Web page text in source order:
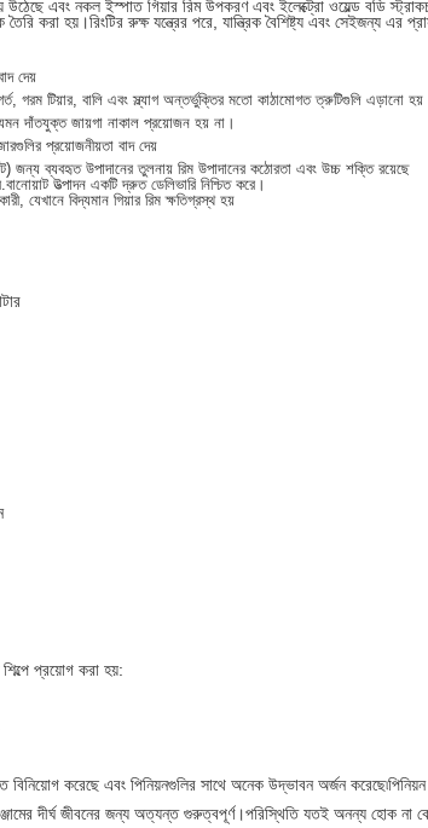
এবং নকল ইস্পাত গিয়ার রিম উপকরণ এবং ইলেক্ট্রো ওয়েল্ড বডি
করা হয়।রিংটির রুক্ষ যন্ত্রের পরে, যান্ত্রিক বৈশিষ্ট্য এবং সেইজন্য এর
দেয়
গরম টিয়ার, বালি এবং স্ল্যাগ অন্তর্ভুক্তির মতো কাঠামোগত ত্রুটিগুলি এড়ানো হয়
দাঁতযুক্ত জায়গা নাকাল প্রয়োজন হয় না।
প্রয়োজনীয়তা বাদ দেয়
জন্য ব্যবহৃত উপাদানের তুলনায় রিম উপাদানের কঠোরতা এবং উচ্চ শক্তি রয়েছে
উত্পাদন একটি দ্রুত ডেলিভারি নিশ্চিত করে।
যেখানে বিদ্যমান গিয়ার রিম ক্ষতিগ্রস্থ হয়
প্রয়োগ করা হয়:
করেছে এবং পিনিয়নগুলির সাথে অনেক উদ্ভাবন অর্জন
দীর্ঘ জীবনের জন্য অত্যন্ত গুরুত্বপূর্ণ।পরিস্থিতি যতই অনন্য হোক না